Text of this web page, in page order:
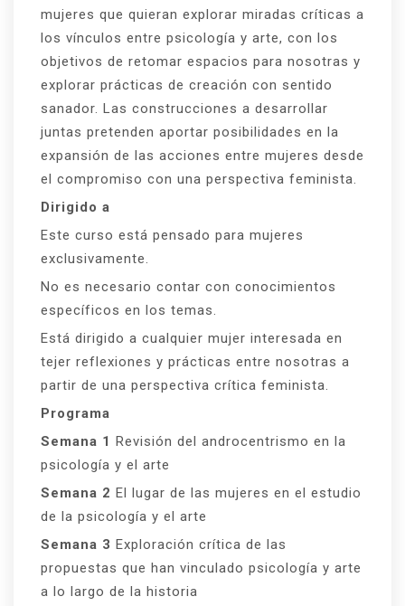
mujeres que quieran explorar miradas críticas a
los vínculos entre psicología y arte, con los
objetivos de retomar espacios para nosotras y
explorar prácticas de creación con sentido
sanador. Las construcciones a desarrollar
juntas pretenden aportar posibilidades en la
expansión de las acciones entre mujeres desde
el compromiso con una perspectiva feminista.
Dirigido a
Este curso está pensado para mujeres
exclusivamente.
No es necesario contar con conocimientos
específicos en los temas.
Está dirigido a cualquier mujer interesada en
tejer reflexiones y prácticas entre nosotras a
partir de una perspectiva crítica feminista.
Programa
Semana 1 Revisión del androcentrismo en la
psicología y el arte
Semana 2 El lugar de las mujeres en el estudio
de la psicología y el arte
Semana 3 Exploración crítica de las
propuestas que han vinculado psicología y arte
a lo largo de la historia